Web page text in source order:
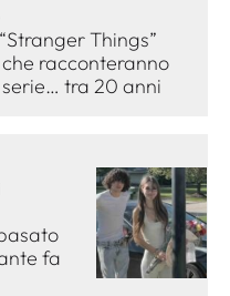
Things”
racconteranno
tra 20 anni
fa